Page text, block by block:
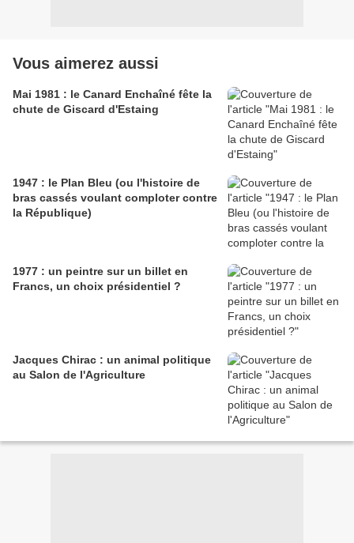
Vous aimerez aussi
Mai 1981 : le Canard Enchaîné fête la
chute de Giscard d'Estaing
1947 : le Plan Bleu (ou l'histoire de
bras cassés voulant comploter contre
la République)
1977 : un peintre sur un billet en
Francs, un choix présidentiel ?
Jacques Chirac : un animal politique
au Salon de l'Agriculture